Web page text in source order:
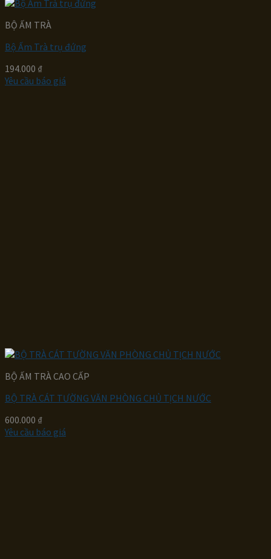
BỘ ẤM TRÀ
Bộ Ấm Trà trụ đứng
194.000 ₫
Yêu cầu báo giá
BỘ ẤM TRÀ CAO CẤP
BỘ TRÀ CÁT TƯỜNG VĂN PHÒNG CHỦ TỊCH NƯỚC
600.000 ₫
Yêu cầu báo giá